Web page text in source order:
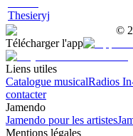
Thesieryj
©
Télécharger l'app
Liens utiles
Catalogue musicalRadios
contacter
Jamendo
Jamendo pour les artistes
Mentions légales